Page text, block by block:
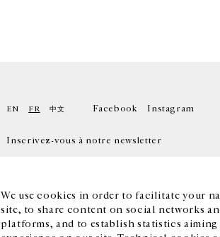
We use cookies in order to facilitate your
site, to share content on social networks
platforms, and to establish statistics
EN FR 中文 Facebook Instagram
Inscrivez-vous à notre newsletter